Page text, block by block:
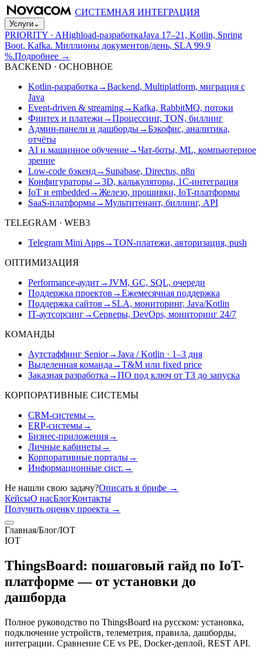
СИСТЕМНАЯ ИНТЕГРАЦИЯ
Услуги⌄
PRIORITY · AHighload-разработкаJava 17–21, Kotlin, Spring
Boot, Kafka. Миллионы документов/день, SLA 99.9
%.Подробнее →
BACKEND · ОСНОВНОЕ
Kotlin-разработка →Backend, Multiplatform, миграция с
Java
Event-driven & streaming→Kafka, RabbitMQ, потоки
Финтех и платежи →Процессинг, TON, биллинг
Админ-панели и дашборды→Бэкофис, аналитика,
отчёты
AI и машинное обучение→Чат-боты, ML, компьютерное
зрение
Low-code бэкенд→ Supabase, Directus, n8n
Конфигураторы→3D, калькуляторы, 1С-интеграция
IoT и embedded →Железо, прошивки, IoT-платформы
SaaS-платформы→Мультитенант, биллинг, API
TELEGRAM · WEB3
Telegram Mini Apps→TON-платежи, авторизация, push
ОПТИМИЗАЦИЯ
Performance-аудит→JVM, GC, SQL, очереди
Поддержка проектов →Ежемесячная поддержка
Поддержка сайтов → SLA, мониторинг, Java/Kotlin
IT-аутсорсинг→Серверы, DevOps, мониторинг 24/7
КОМАНДЫ
Аутстаффинг Senior→Java / Kotlin · 1–3 дня
Выделенная команда →T&M или fixed price
Заказная разработка →ПО под ключ от ТЗ до запуска
КОРПОРАТИВНЫЕ СИСТЕМЫ
CRM-системы→
ERP-системы→
Бизнес-приложения→
Личные кабинеты→
Корпоративные порталы→
Информационные сист. →
Не нашли свою задачу?Описать в брифе →
КейсыО насБлогКонтакты
Получить оценку проекта →
Главная/Блог/IOT
IOT
ThingsBoard: пошаговый гайд по IoT-
платформе — от установки до
дашборда
Полное руководство по ThingsBoard на русском: установка,
подключение устройств, телеметрия, правила, дашборды,
интеграции. Сравнение CE vs PE, Docker-деплой, REST API.